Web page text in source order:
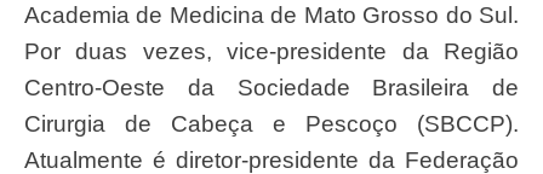
Academia de Medicina de Mato Grosso do Sul.
Por duas vezes, vice-presidente da Região
Centro-Oeste da Sociedade Brasileira de
Cirurgia de Cabeça e Pescoço (SBCCP).
Atualmente é diretor-presidente da Federação